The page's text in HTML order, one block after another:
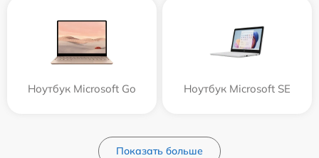
Ноутбук Microsoft Go Ноутбук Microsoft SE
Показать больше